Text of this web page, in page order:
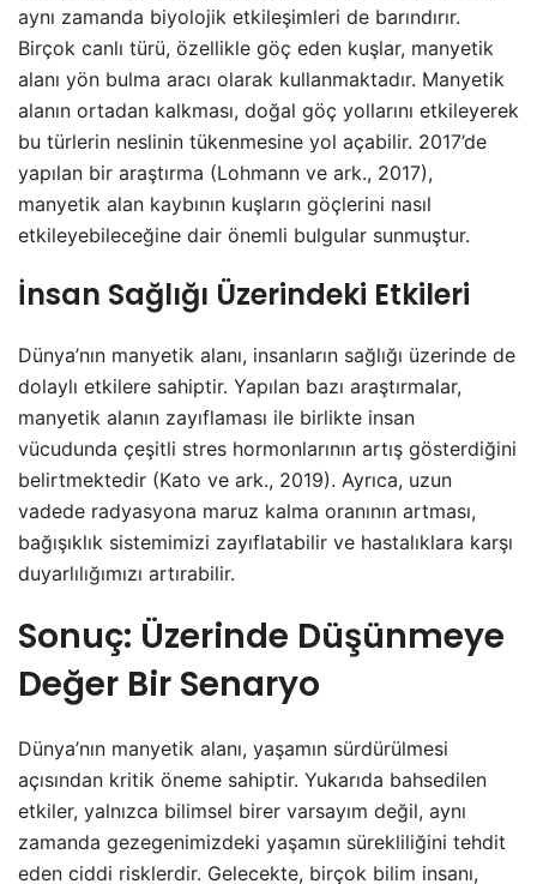
aynı zamanda biyolojik etkileşimleri de barındırır.
Birçok canlı türü, özellikle göç eden kuşlar, manyetik
alanı yön bulma aracı olarak kullanmaktadır. Manyetik
alanın ortadan kalkması, doğal göç yollarını etkileyerek
bu türlerin neslinin tükenmesine yol açabilir. 2017’de
yapılan bir araştırma (Lohmann ve ark., 2017),
manyetik alan kaybının kuşların göçlerini nasıl
etkileyebileceğine dair önemli bulgular sunmuştur.
İnsan Sağlığı Üzerindeki Etkileri
Dünya’nın manyetik alanı, insanların sağlığı üzerinde de
dolaylı etkilere sahiptir. Yapılan bazı araştırmalar,
manyetik alanın zayıflaması ile birlikte insan
vücudunda çeşitli stres hormonlarının artış gösterdiğini
belirtmektedir (Kato ve ark., 2019). Ayrıca, uzun
vadede radyasyona maruz kalma oranının artması,
bağışıklık sistemimizi zayıflatabilir ve hastalıklara karşı
duyarlılığımızı artırabilir.
Sonuç: Üzerinde Düşünmeye
Değer Bir Senaryo
Dünya’nın manyetik alanı, yaşamın sürdürülmesi
açısından kritik öneme sahiptir. Yukarıda bahsedilen
etkiler, yalnızca bilimsel birer varsayım değil, aynı
zamanda gezegenimizdeki yaşamın sürekliliğini tehdit
eden ciddi risklerdir. Gelecekte, birçok bilim insanı,